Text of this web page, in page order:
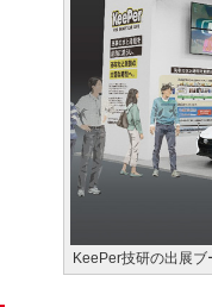
KeePer技研の出展ブ